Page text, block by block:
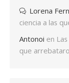
Lorena
ciencia a las
Antonoi en
que